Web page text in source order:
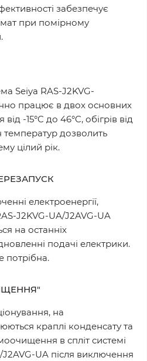
забезпечує
при помірному
Seiya RAS-J2KVG-
працює в двох основних
-15°C до 46°C, обігрів від
температур дозволить
цілий рік.
електроенергії,
J2KVG-UA/J2AVG-UA
на останніх
подачі електрики.
потрібна.
на
краплі конденсату та
в спліт системі
UA після виключення